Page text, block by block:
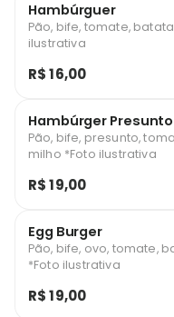
Hambúrguer
Pão, bife, tomate, batata
ilustrativa
R$ 16,00
Hambúrger Presunto
Pão, bife, presunto,
milho *Foto ilustrativa
R$ 19,00
Egg Burger
Pão, bife, ovo, tomate,
*Foto ilustrativa
R$ 19,00